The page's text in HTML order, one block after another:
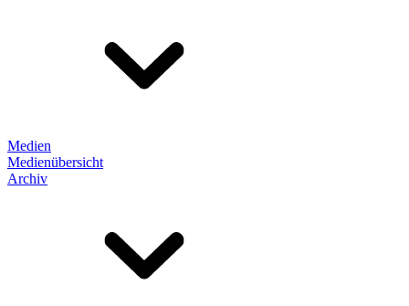
Medien
Medienübersicht
Archiv